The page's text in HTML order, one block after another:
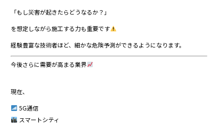
「もし災害が起きたらどうなるか？」
を想定しながら施工する力も重要です
経験豊富な技術者ほど、細かな危険予測ができるようになります。
今後さらに需要が高まる業界
現在、
5G通信
スマートシティ